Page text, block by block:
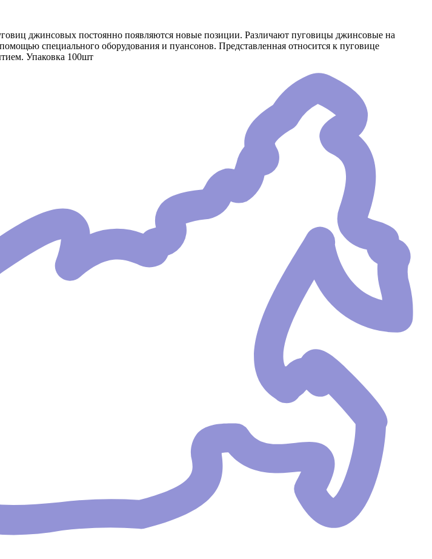
джинсовых постоянно появляются новые позиции. Различают пуговицы джинсовые на
специального оборудования и пуансонов. Представленная относится к пуговице
Упаковка 100шт